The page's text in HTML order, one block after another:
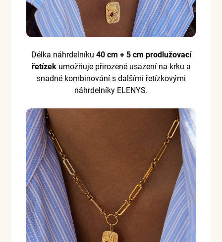
Délka náhrdelníku 40 cm + 5 cm prodlužovací
řetízekumožňuje přirozené usazení na krku a
snadné kombinování s dalšími řetízkovými
náhrdelníky ELENYS.